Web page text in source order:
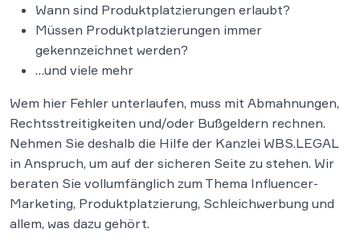
Wann sind Produktplatzierungen erlaubt?
Müssen Produktplatzierungen immer
gekennzeichnet werden?
…und viele mehr
Wem hier Fehler unterlaufen, muss mit Abmahnungen,
Rechtsstreitigkeiten und/oder Bußgeldern rechnen.
Nehmen Sie deshalb die Hilfe der Kanzlei WBS.LEGAL
in Anspruch, um auf der sicheren Seite zu stehen. Wir
beraten Sie vollumfänglich zum Thema Influencer-
Marketing, Produktplatzierung, Schleichwerbung und
allem, was dazu gehört.